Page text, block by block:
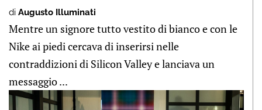
di Augusto Illuminati
Mentre un signore tutto vestito di bianco e con le
Nike ai piedi cercava di inserirsi nelle
contraddizioni di Silicon Valley e lanciava un
messaggio ...